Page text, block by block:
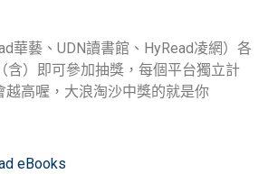
華藝、UDN讀書館、HyRead凌網）各
含）即可參加抽獎，每個平台獨立計
越高喔，大浪淘沙中獎的就是你
eBooks